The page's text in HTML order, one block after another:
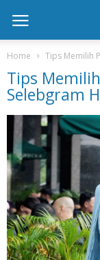
Home Tips Memilih
Tips
Selebgram